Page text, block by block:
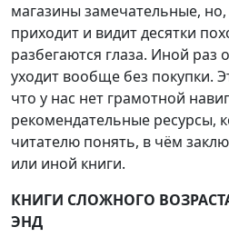
магазины замечательные, но,
приходит и видит десятки
разбегаются глаза. Иной
уходит вообще без покупки.
что у нас нет грамотной
рекомендательные ресурсы,
читателю понять, в чём
или иной книги.
КНИГИ СЛОЖНОГО
ЭНД